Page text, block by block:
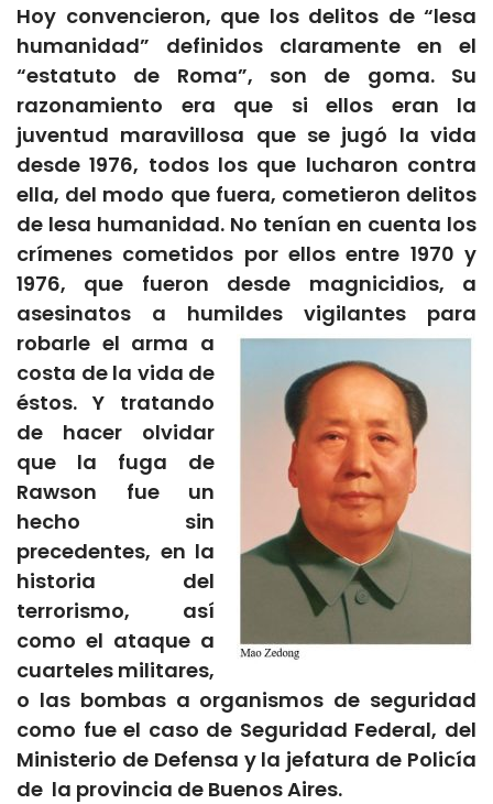
Hoy convencieron, que los delitos de “lesa
humanidad” definidos claramente en el
“estatuto de Roma”, son de goma. Su
razonamiento era que si ellos eran la
juventud maravillosa que se jugó la vida
desde 1976, todos los que lucharon contra
ella, del modo que fuera, cometieron delitos
de lesa humanidad. No tenían en cuenta los
crímenes cometidos por ellos entre 1970 y
1976, que fueron desde magnicidios, a
asesinatos a humildes vigilantes para
robarle el arma a
costa de la vida de
éstos. Y tratando
de hacer olvidar
que la fuga de
Rawson fue un
hecho sin
precedentes, en la
historia del
terrorismo, así
como el ataque a
cuarteles militares,
o las bombas a organismos de seguridad
como fue el caso de Seguridad Federal, del
Ministerio de Defensa y la jefatura de Policía
de la provincia de Buenos Aires.